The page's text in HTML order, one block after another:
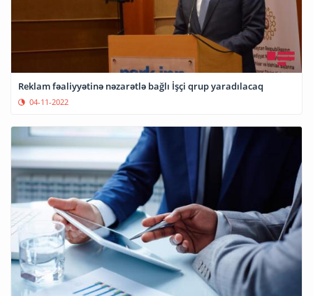
Reklam fəaliyyətinə nəzarətlə bağlı İşçi qrup yaradılacaq
04-11-2022